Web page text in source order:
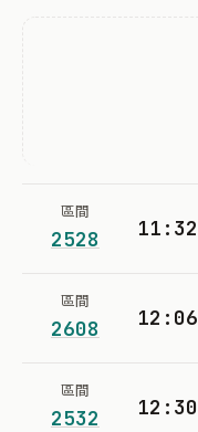
區間
2528 11:32
區間
2608 12:06
區間
2532 12:30